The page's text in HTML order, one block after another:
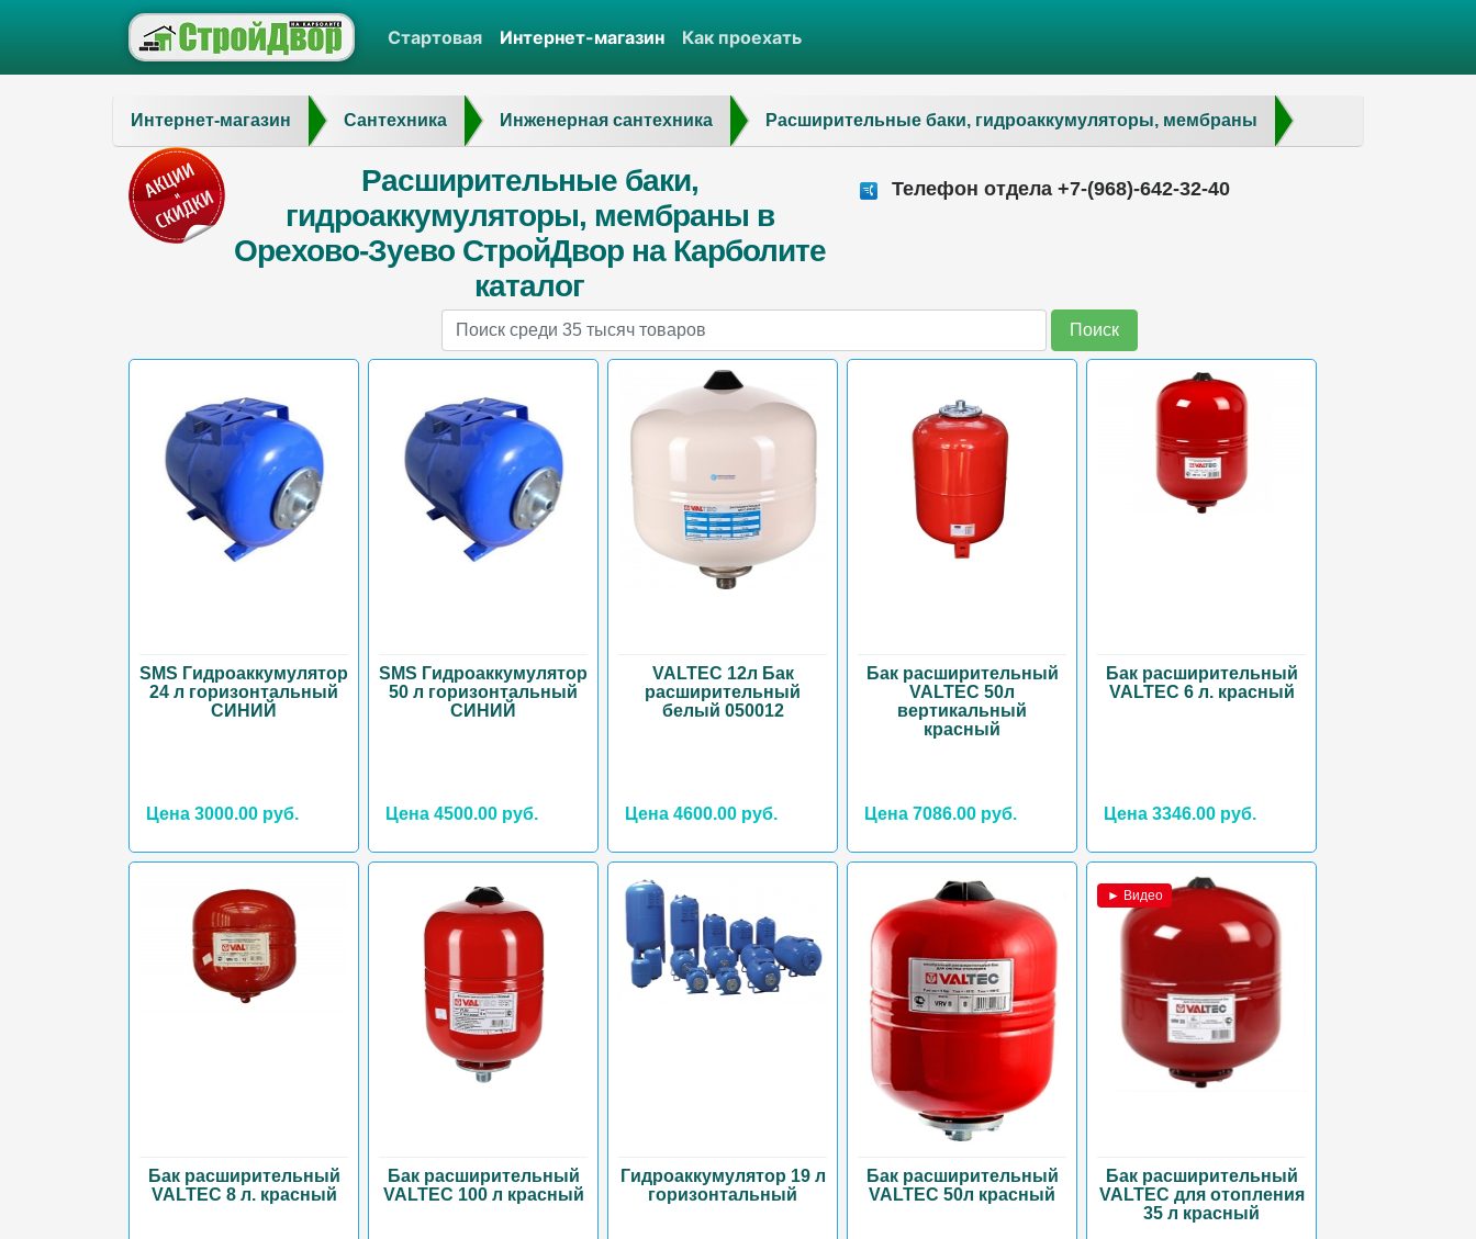
Стартовая Интернет-магазин Как проехать
Интернет-магазин Сантехника Инженерная сантехника Расширительные баки, гидроаккумуляторы, мембраны
Расширительные баки,
гидроаккумуляторы, мембраны в
Орехово-Зуево СтройДвор на Карболите
каталог
Телефон отдела +7-(968)-642-32-40
Поиск
SMS Гидроаккумулятор
24 л горизонтальный
СИНИЙ
Цена 3000.00 руб.
SMS Гидроаккумулятор
50 л горизонтальный
СИНИЙ
Цена 4500.00 руб.
VALTEC 12л Бак
расширительный
белый 050012
Цена 4600.00 руб.
Бак расширительный
VALTEC 50л
вертикальный
красный
Цена 7086.00 руб.
Бак расширительный
VALTEC 6 л. красный
Цена 3346.00 руб.
Бак расширительный
VALTEC 8 л. красный
Бак расширительный
VALTEC 100 л красный
Гидроаккумулятор 19 л
горизонтальный
Бак расширительный
VALTEC 50л красный
► Видео
Бак расширительный
VALTEC для отопления
35 л красный